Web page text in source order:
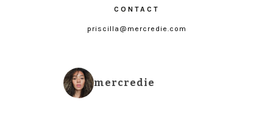
CONTACT
priscilla@mercredie.com
mercredie